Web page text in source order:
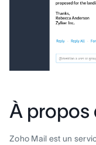
À propos
Zoho Mail est un